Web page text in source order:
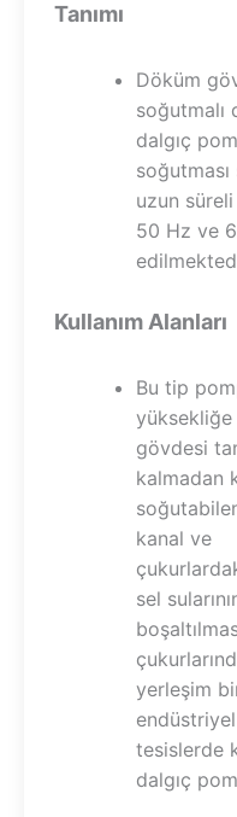
Tanımı
Döküm
soğutmalı
dalgıç
uzun
50 Hz ve
Kullanım Alanları
Bu tip
gövdesi
kalmadan
kanal ve
sel
yerleşim
endüstriyel
tesislerde
dalgıç